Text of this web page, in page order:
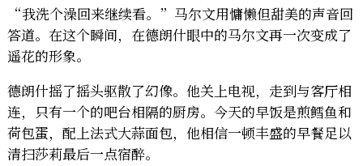
“我洗个澡回来继续看。”马尔文用慵懒但甜美的声音回
答道。在这个瞬间，在德朗什眼中的马尔文再一次变成了
遥花的形象。
德朗什摇了摇头驱散了幻像。他关上电视，走到与客厅相
连，只有一个的吧台相隔的厨房。今天的早饭是煎鳕鱼和
荷包蛋，配上法式大蒜面包，他相信一顿丰盛的早餐足以
清扫莎莉最后一点宿醉。